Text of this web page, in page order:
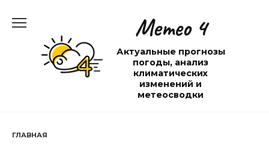
содержанию
Метео 4
Актуальные прогнозы
погоды, анализ
климатических
изменений и
метеосводки
ГЛАВНАЯ